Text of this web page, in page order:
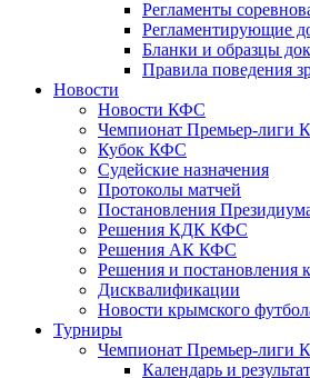
Регламенты
Регламентирующие
Бланки и образцы
Правила поведения
Новости
Новости КФС
Чемпионат Премьер-лиги
Кубок КФС
Судейские назначения
Протоколы матчей
Постановления
Решения КДК КФС
Решения АК КФС
Решения и постановления
Дисквалификации
Новости крымского
Турниры
Чемпионат Премьер-лиги
Календарь и